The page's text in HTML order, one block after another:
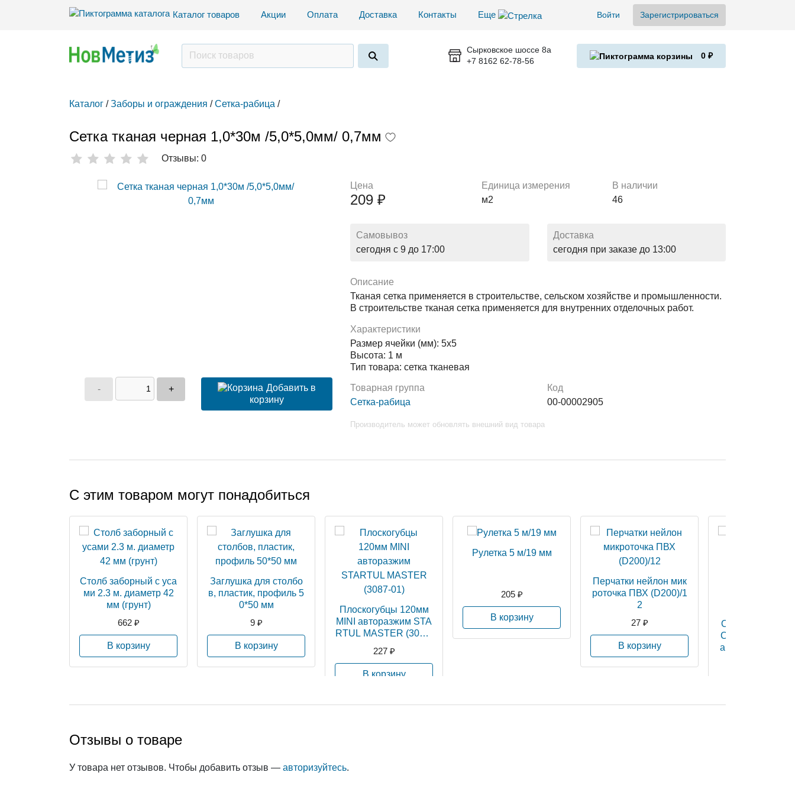
Каталог товаров Акции Оплата Доставка Контакты Еще Войти Зарегистрироваться
Сырковское шоссе 8а
+7 8162 62-78-56
0 ₽
Каталог / Заборы и ограждения / Сетка-рабица /
Сетка тканая черная 1,0*30м /5,0*5,0мм/ 0,7мм
Отзывы: 0
- +
Добавить в
корзину
Цена
209 ₽
Единица измерения
м2
В наличии
46
Самовывоз
сегодня с 9 до 17:00
Доставка
сегодня при заказе до 13:00
Описание
Тканая сетка применяется в строительстве, сельском хозяйстве и промышленности.
В строительстве тканая сетка применяется для внутренних отделочных работ.
Характеристики
Размер ячейки (мм): 5х5
Высота: 1 м
Тип товара: сетка тканевая
Товарная группа
Сетка-рабица
Код
00-00002905
Производитель может обновлять внешний вид товара
С этим товаром могут понадобиться
Столб заборный с уса
ми 2.3 м. диаметр 42
мм (грунт)
662 ₽
В корзину
Заглушка для столбо
в, пластик, профиль 5
0*50 мм
9 ₽
В корзину
Плоскогубцы 120мм
MINI авторазжим STA
RTUL MASTER (3087-
227 ₽
В корзину
Рулетка 5 м/19 мм
205 ₽
В корзину
Перчатки нейлон мик
роточка ПВХ (D200)/1
2
27 ₽
В корзину
Очки защитные
ССИК"
а, черная дужка
Отзывы о товаре
У товара нет отзывов. Чтобы добавить отзыв — авторизуйтесь.